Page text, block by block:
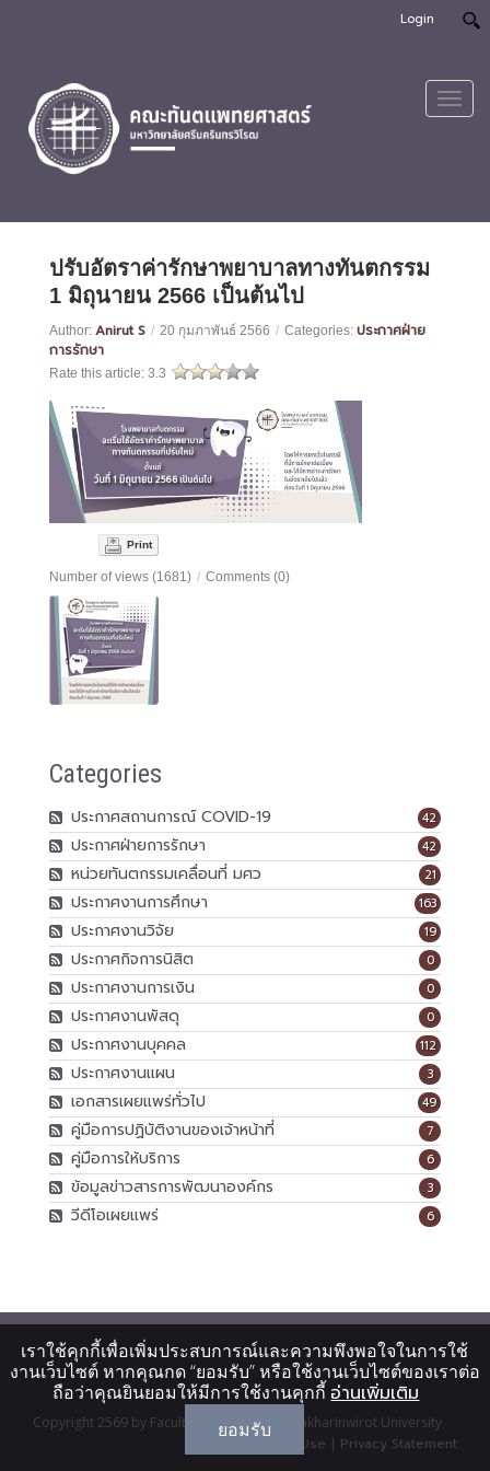
Login
ปรับอัตราค่ารักษาพยาบาลทางทันตกรรม
1 มิถุนายน 2566 เป็นต้นไป
Author: Anirut S / 20 กุมภาพันธ์ 2566 / Categories: ประกาศฝ่าย
การรักษา
Rate this article: 3.3
Print
Number of views (1681) / Comments (0)
Categories
42
ประกาศสถานการณ์ COVID-19
42
ประกาศฝ่ายการรักษา
21
หน่วยทันตกรรมเคลื่อนที่ มศว
163
ประกาศงานการศึกษา
19
ประกาศงานวิจัย
0
ประกาศกิจการนิสิต
0
ประกาศงานการเงิน
0
ประกาศงานพัสดุ
112
ประกาศงานบุคคล
3
ประกาศงานแผน
49
เอกสารเผยแพร่ทั่วไป
7
คู่มือการปฏิบัติงานของเจ้าหน้าที่
6
คู่มือการให้บริการ
3
ข้อมูลข่าวสารการพัฒนาองค์กร
6
วีดีโอเผยแพร่
Copyright 2569 by Faculty Of Dentistry, Srinakharinwirot University
Terms Of Use | Privacy Statement
เราใช้คุกกี้เพื่อเพิ่มประสบการณ์และความพึงพอใจในการใช้
งานเว็บไซต์ หากคุณกด “ยอมรับ” หรือใช้งานเว็บไซต์ของเราต่อ
ถือว่าคุณยินยอมให้มีการใช้งานคุกกี้ อ่านเพิ่มเติม
ยอมรับ